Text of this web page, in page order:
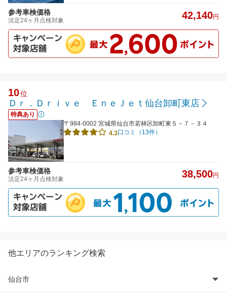
他エリアのランキング検索
仙台市
参考車検価格
法定24ヶ月点検対象 42,140円
10位
Ｄｒ．Ｄｒｉｖｅ ＥｎｅＪｅｔ仙台卸町東店
特典あり
〒984-0002 宮城県仙台市若林区卸町東５－７－３４
4.3口コミ（13件）
参考車検価格
法定24ヶ月点検対象 38,500円